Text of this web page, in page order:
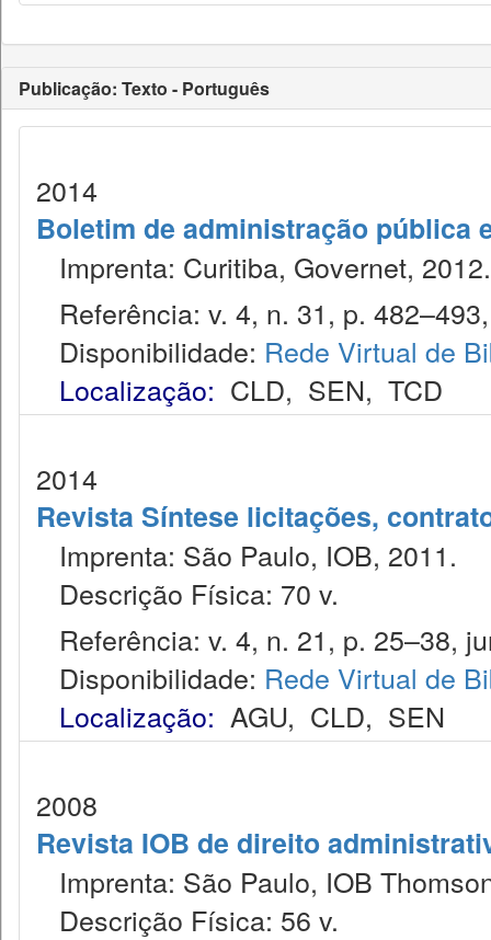
Publicação: Texto - Português
2014
Boletim de administração pública
Imprenta: Curitiba, Governet, 2012.
Referência: v. 4, n. 31, p.
Disponibilidade: Rede Virtual de
Localização: CLD, SEN, TCD
2014
Revista Síntese licitações,
Imprenta: São Paulo, IOB, 2011.
Descrição Física: 70 v.
Referência: v. 4, n. 21, p. 25–38,
Disponibilidade: Rede Virtual de
Localização: AGU, CLD, SEN
2008
Revista IOB de direito
Imprenta: São Paulo, IOB
Descrição Física: 56 v.